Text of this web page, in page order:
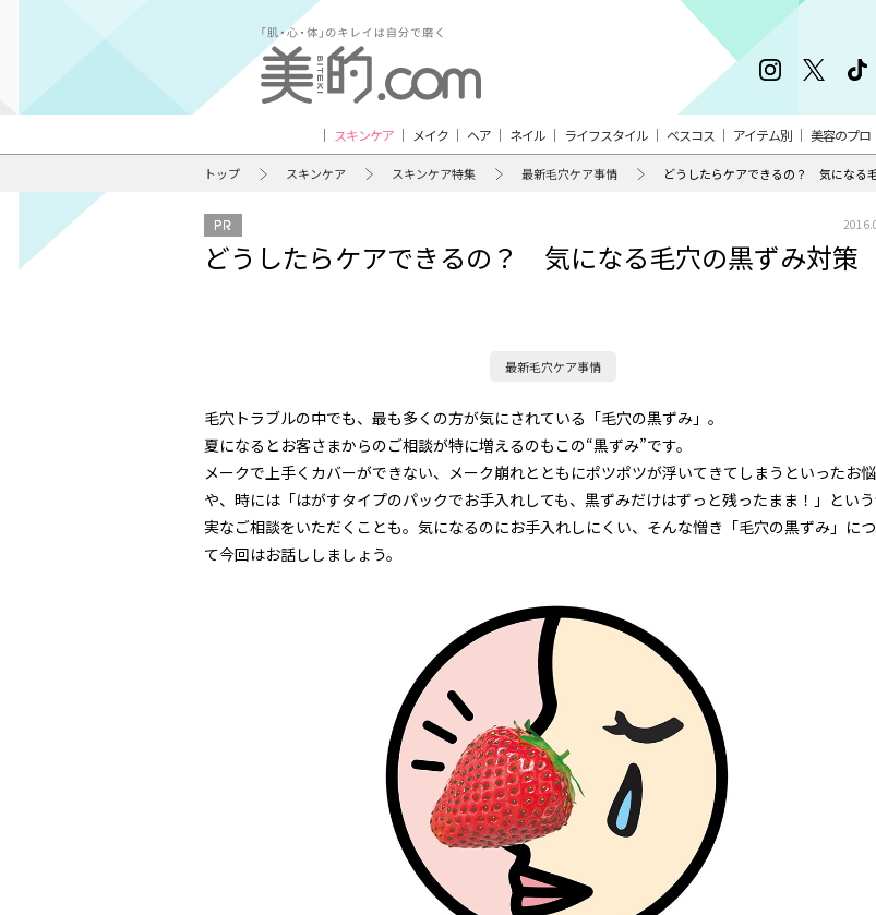
スキンケア メイク ヘア ネイル ライフスタイル ベスコス アイテム別 美容のプロ
トップ スキンケア スキンケア特集 最新毛穴ケア事情 どうしたらケアできるの？ 気になる
どうしたらケアできるの？ 気になる毛穴の黒ずみ対策
最新毛穴ケア事情
毛穴トラブルの中でも、最も多くの方が気にされている「毛穴の黒ずみ」。
夏になるとお客さまからのご相談が特に増えるのもこの“黒ずみ”です。
メークで上手くカバーができない、メーク崩れとともにポツポツが浮いてきてしまうといったお
や、時には「はがすタイプのパックでお手入れしても、黒ずみだけはずっと残ったまま！」とい
実なご相談をいただくことも。気になるのにお手入れしにくい、そんな憎き「毛穴の黒ずみ」に
て今回はお話ししましょう。